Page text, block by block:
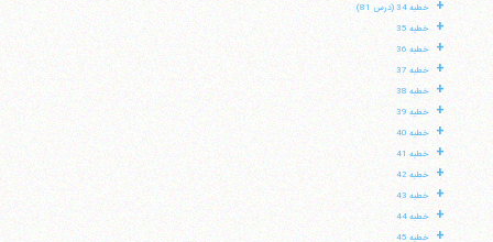
+ خطبه 34 (درس 81)
+ خطبه 35
+ خطبه 36
+ خطبه 37
+ خطبه 38
+ خطبه 39
+ خطبه 40
+ خطبه 41
+ خطبه 42
+ خطبه 43
+ خطبه 44
+ خطبه 45